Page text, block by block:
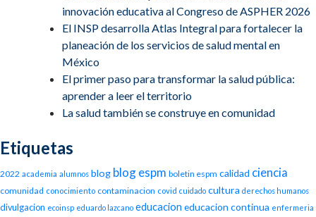
innovación educativa al Congreso de ASPHER 2026
El INSP desarrolla Atlas Integral para fortalecer la
planeación de los servicios de salud mental en
México
El primer paso para transformar la salud pública:
aprender a leer el territorio
La salud también se construye en comunidad
Etiquetas
2022 academia alumnos blog blog espm boletin espm calidad ciencia
comunidad conocimiento contaminacion covid cuidado cultura derechos humanos
divulgacion ecoinsp eduardo lazcano educacion educacion continua enfermeria